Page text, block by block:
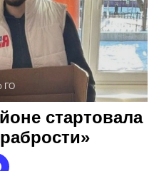
ГО
стартовала